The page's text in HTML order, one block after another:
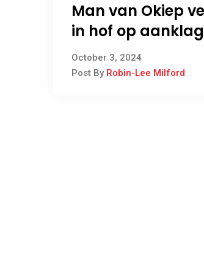
Man van Okiep
in hof op
moord
October 3, 2024
Post By Robin-Lee Milford